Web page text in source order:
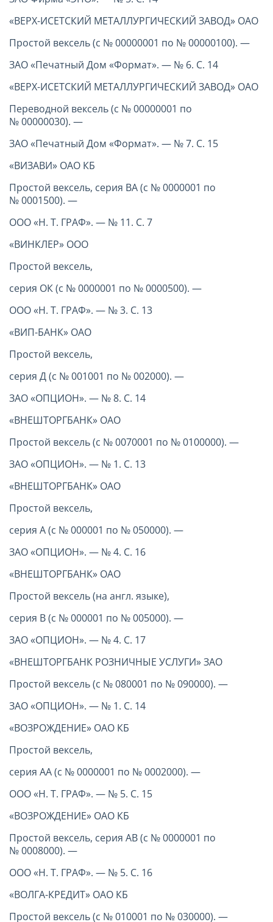
«ВЕРХ-ИСЕТСКИЙ МЕТАЛЛУРГИЧЕСКИЙ ЗАВОД» ОАО
Простой вексель (с № 00000001 по № 00000100). —
ЗАО «Печатный Дом «Формат». — № 6. С. 14
«ВЕРХ-ИСЕТСКИЙ МЕТАЛЛУРГИЧЕСКИЙ ЗАВОД» ОАО
Переводной вексель (с № 00000001 по
№ 00000030). —
ЗАО «Печатный Дом «Формат». — № 7. С. 15
«ВИЗАВИ» ОАО КБ
Простой вексель, серия ВА (с № 0000001 по
№ 0001500). —
ООО «Н. Т. ГРАФ». — № 11. С. 7
«ВИНКЛЕР» ООО
Простой вексель,
серия ОК (с № 0000001 по № 0000500). —
ООО «Н. Т. ГРАФ». — № 3. С. 13
«ВИП-БАНК» ОАО
Простой вексель,
серия Д (с № 001001 по № 002000). —
ЗАО «ОПЦИОН». — № 8. С. 14
«ВНЕШТОРГБАНК» ОАО
Простой вексель (с № 0070001 по № 0100000). —
ЗАО «ОПЦИОН». — № 1. С. 13
«ВНЕШТОРГБАНК» ОАО
Простой вексель,
серия А (с № 000001 по № 050000). —
ЗАО «ОПЦИОН». — № 4. С. 16
«ВНЕШТОРГБАНК» ОАО
Простой вексель (на англ. языке),
серия В (с № 000001 по № 005000). —
ЗАО «ОПЦИОН». — № 4. С. 17
«ВНЕШТОРГБАНК РОЗНИЧНЫЕ УСЛУГИ» ЗАО
Простой вексель (с № 080001 по № 090000). —
ЗАО «ОПЦИОН». — № 1. С. 14
«ВОЗРОЖДЕНИЕ» ОАО КБ
Простой вексель,
серия АА (с № 0000001 по № 0002000). —
ООО «Н. Т. ГРАФ». — № 5. С. 15
«ВОЗРОЖДЕНИЕ» ОАО КБ
Простой вексель, серия АВ (с № 0000001 по
№ 0008000). —
ООО «Н. Т. ГРАФ». — № 5. С. 16
«ВОЛГА-КРЕДИТ» ОАО КБ
Простой вексель (с № 010001 по № 030000). —